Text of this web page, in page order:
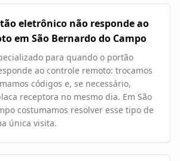
eletrônico não responde ao
em São Bernardo do Campo
para quando o portão
ao controle remoto: trocamos
códigos e, se necessário,
receptora no mesmo dia. Em São
costumamos resolver esse tipo de
única visita.